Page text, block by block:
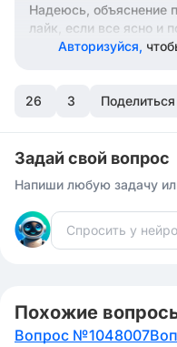
Надеюсь, объяснение
лайк, если все ясно и
Авторизуйся,
26 3 Поделиться
Задай свой вопрос
Напиши любую задачу
Похожие
Вопрос №1048007